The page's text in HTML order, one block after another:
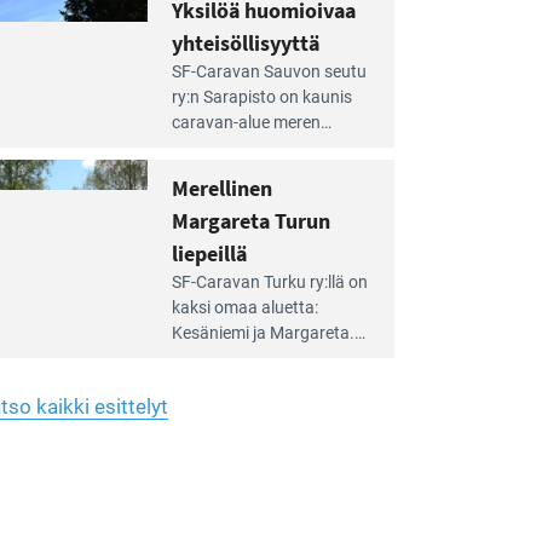
käyttöön­sä osan kunnan
viiden hehtaarin
virkistysalueesta.
Yksilöä huomioivaa
yhteisöllisyyttä
SF-Caravan Sauvon seutu
ry:n Sarapisto on kaunis
caravan-alue meren
on 130 sähköllä
varustettua caravan-paik­
kaa sekä kymmenen
paikkaa ilman sähköä.
Merellinen
Margareta Turun
liepeillä
SF-Caravan Turku ry:llä on
kaksi omaa aluet­ta:
Kesäniemi ja Margareta.
kaikki esittelyt